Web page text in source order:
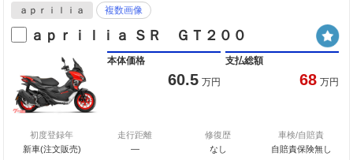
ａｐｒｉｌｉａ 複数画像
ａｐｒｉｌｉａ ＳＲ ＧＴ２００
本体価格
60.5 万円
支払総額
68 万円
初度登録年
新車(注文販売)
走行距離
―
修復歴
なし
車検/自賠責
自賠責保険無し